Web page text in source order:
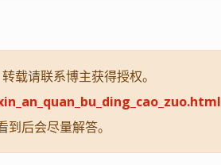
载请联系博主获得授权。
后会尽量解答。